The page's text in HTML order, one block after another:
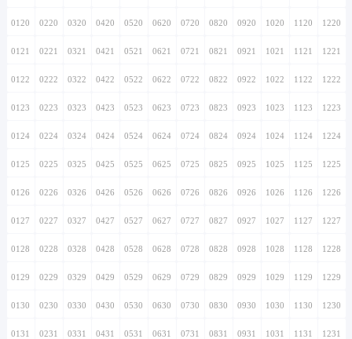
0120 0220 0320 0420 0520 0620 0720 0820 0920 1020 1120 1220
0121 0221 0321 0421 0521 0621 0721 0821 0921 1021 1121 1221
0122 0222 0322 0422 0522 0622 0722 0822 0922 1022 1122 1222
0123 0223 0323 0423 0523 0623 0723 0823 0923 1023 1123 1223
0124 0224 0324 0424 0524 0624 0724 0824 0924 1024 1124 1224
0125 0225 0325 0425 0525 0625 0725 0825 0925 1025 1125 1225
0126 0226 0326 0426 0526 0626 0726 0826 0926 1026 1126 1226
0127 0227 0327 0427 0527 0627 0727 0827 0927 1027 1127 1227
0128 0228 0328 0428 0528 0628 0728 0828 0928 1028 1128 1228
0129 0229 0329 0429 0529 0629 0729 0829 0929 1029 1129 1229
0130 0230 0330 0430 0530 0630 0730 0830 0930 1030 1130 1230
0131 0231 0331 0431 0531 0631 0731 0831 0931 1031 1131 1231